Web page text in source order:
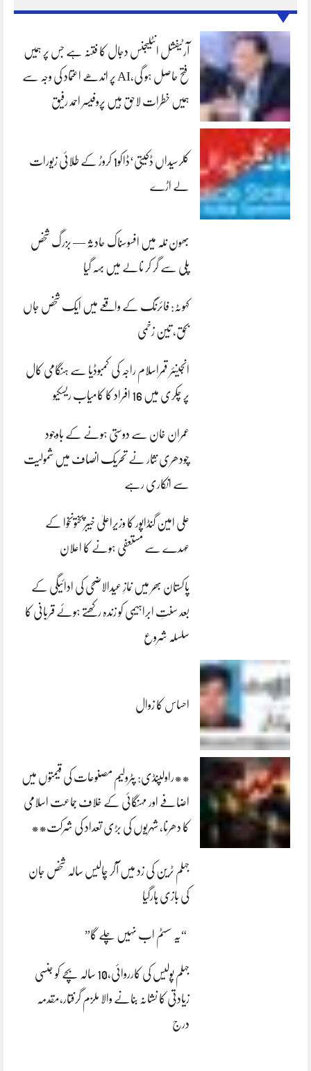
آرٹیفشل انٹلیجنس دجال کا فتنہ ہے جس پر ہمیں
فتح حاصل ہو گی،AI پر اندھے اعتماد کی وجہ سے
ہمیں خطرات لاحق ہیں پروفیسر احمد رفیق
کلرسیداں ڈکیتی‘ڈاکو1 کروڑ کے طلائی زیورات
لے اڑے
بھون نلہ میں افسوسناک حادثہ — بزرگ شخص
پلی سے گر کر نالے میں بہہ گیا
کہوٹہ: فائرنگ کے واقعے میں ایک شخص جاں
بحق، تین زخمی
انجینئر قمراسلام راجہ کی کمبوڈیا سے ہنگامی کال
پر چکری میں 16 افراد کا کامیاب ریسکیو
عمران خان سے دوستی ہونے کے باوجود
چودھری نثار نے تحریک انصاف میں شمولیت
سے انکاری رہے
علی امین گنڈاپور کا وزیراعلیٰ خیبرپختونخوا کے
عہدے سے مستعفی ہونے کا اعلان
پاکستان بھر میں نمازِ عیدالاضحی کی ادائیگی کے
بعد سنتِ ابراہیمی کو زندہ رکھتے ہوئے قربانی کا
سلسلہ شروع
احساس کا زوال
**راولپنڈی: پٹرولیم مصنوعات کی قیمتوں میں
اضافے اور مہنگائی کے خلاف جماعت اسلامی
کا دھرنا، شہریوں کی بڑی تعداد کی شرکت**
جہلم ٹرین کی زد میں آکر چالیس سالہ شخص جان
کی بازی ہارگیا
“یہ سسٹم اب نہیں چلے گا”
جہلم پولیس کی کارروائی،10 سالہ بچے کو جنسی
زیادتی کا نشانہ بنانے والا ملزم گرفتار،مقدمہ
درج